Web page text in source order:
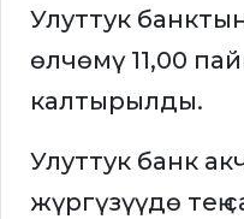
Улуттук
өлчөмү 11,00
калтырылды.
Улуттук банк
жүргүзүүдө тең